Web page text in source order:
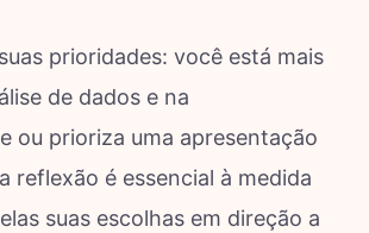
prioridades: você está mais
de dados e na
ou prioriza uma apresentação
reflexão é essencial à medida
suas escolhas em direção a